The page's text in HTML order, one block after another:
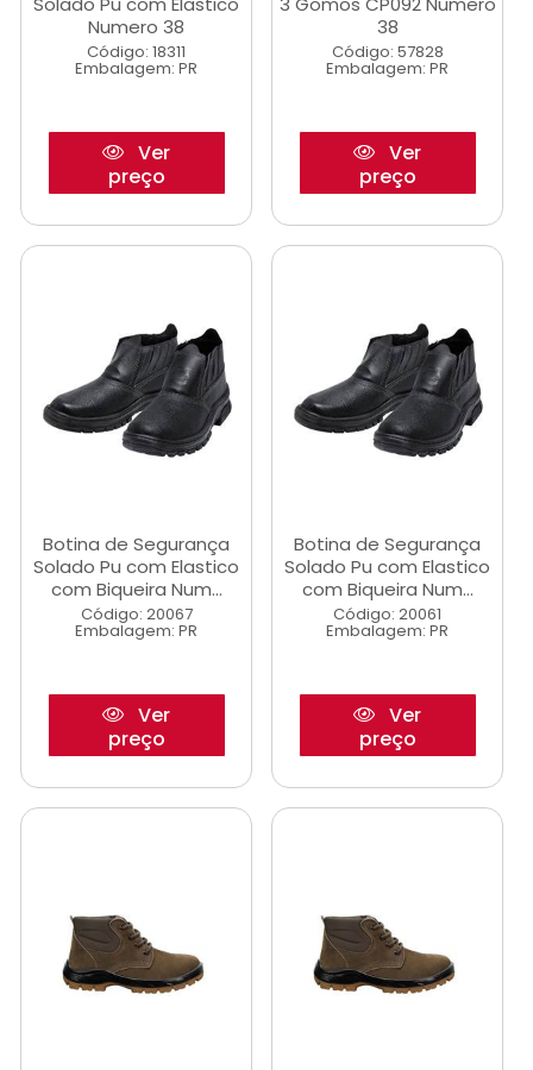
Numero 38
Código: 18311
Embalagem: PR
Ver
preço
38
Código: 57828
Embalagem: PR
Ver
preço
Botina de Segurança
Solado Pu com Elastico
com Biqueira Num...
Código: 20067
Embalagem: PR
Ver
preço
Botina de Segurança
Solado Pu com Elastico
com Biqueira Num...
Código: 20061
Embalagem: PR
Ver
preço